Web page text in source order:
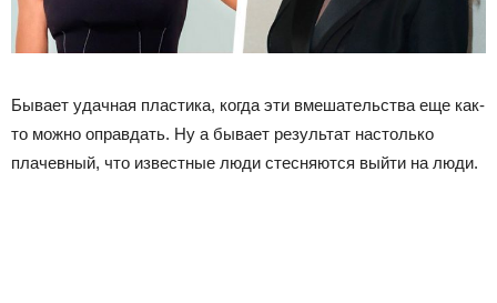
Бывает удачная пластика, когда эти вмешательства еще как-
то можно оправдать. Ну а бывает результат настолько
плачевный, что известные люди стесняются выйти на люди.